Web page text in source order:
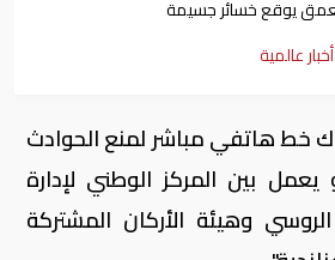
يوقع خسائر جسيمة
أخبار عالمية
خط هاتفي مباشر لمنع الحوادث
بين المركز الوطني لإدارة
وهيئة الأركان المشتركة